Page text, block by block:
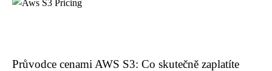
Průvodce cenami AWS S3: Co skutečně zaplatíte